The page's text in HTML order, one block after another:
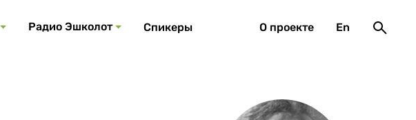
Радио Эшколот
Спикеры
О проекте En